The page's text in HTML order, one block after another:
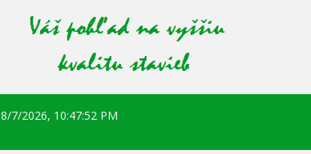
8/7/2026, 10:47:53 PM